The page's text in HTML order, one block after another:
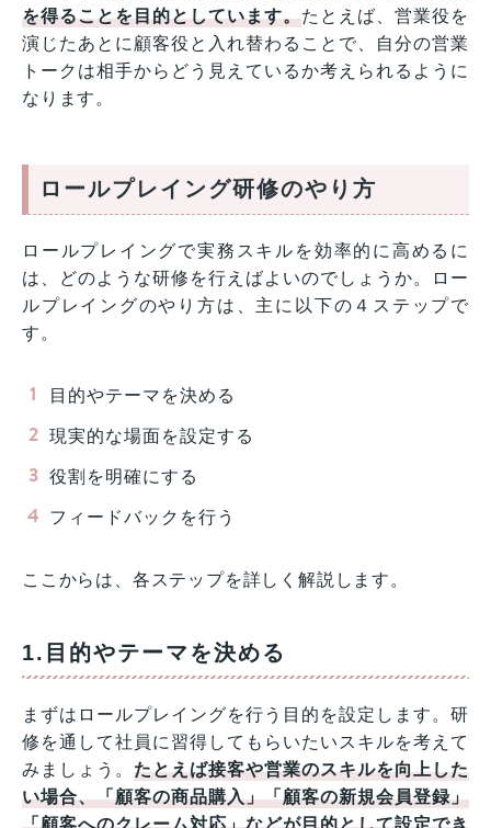
を得ることを目的としています。たとえば、営業役を
演じたあとに顧客役と入れ替わることで、自分の営業
トークは相手からどう見えているか考えられるように
なります。
ロールプレイング研修のやり方
ロールプレイングで実務スキルを効率的に高めるに
は、どのような研修を行えばよいのでしょうか。ロー
ルプレイングのやり方は、主に以下の４ステップで
す。
目的やテーマを決める
現実的な場面を設定する
役割を明確にする
フィードバックを行う
ここからは、各ステップを詳しく解説します。
1.目的やテーマを決める
まずはロールプレイングを行う目的を設定します。研
修を通して社員に習得してもらいたいスキルを考えて
みましょう。たとえば接客や営業のスキルを向上した
い場合、「顧客の商品購入」「顧客の新規会員登録」